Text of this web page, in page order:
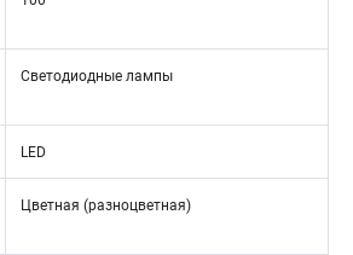
Светодиодные лампы
LED
Цветная (разноцветная)